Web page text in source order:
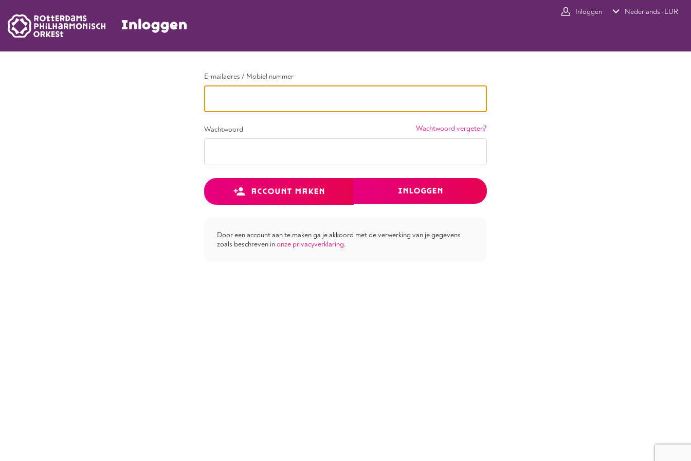
Ga terug
Inloggen
Inloggen Nederlands -EUR
E-mailadres / Mobiel nummer
Wachtwoord Wachtwoord vergeten?
ACCOUNT MAKEN INLOGGEN
Door een account aan te maken ga je akkoord met de verwerking van je gegevens
zoals beschreven inonze privacyverklaring.